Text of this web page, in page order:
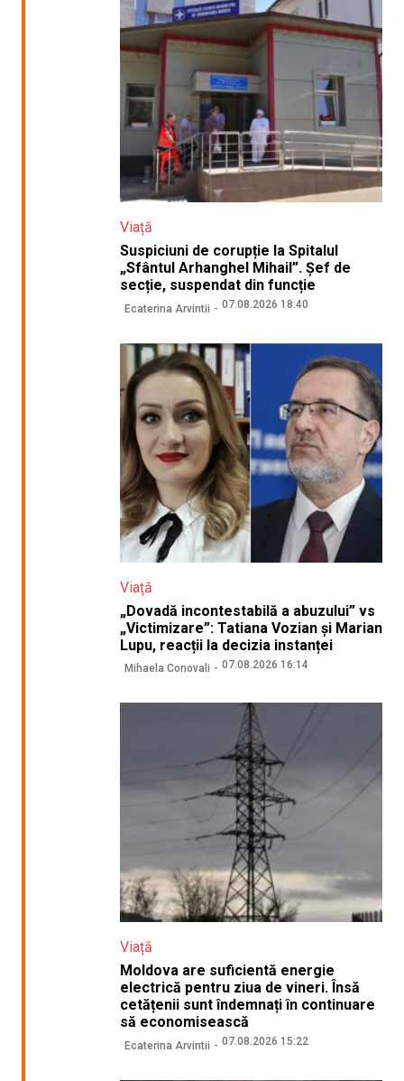
Viață
Suspiciuni de corupție la Spitalul
„Sfântul Arhanghel Mihail”. Șef de
secție, suspendat din funcție
Ecaterina Arvintii 07.08.2026 18:40
Viață
„Dovadă incontestabilă a abuzului” vs
„Victimizare”: Tatiana Vozian și Marian
Lupu, reacții la decizia instanței
Mihaela Conovali 07.08.2026 16:14
Viață
Moldova are suficientă energie
electrică pentru ziua de vineri. Însă
cetățenii sunt îndemnați în continuare
să economisească
Ecaterina Arvintii 07.08.2026 15:22